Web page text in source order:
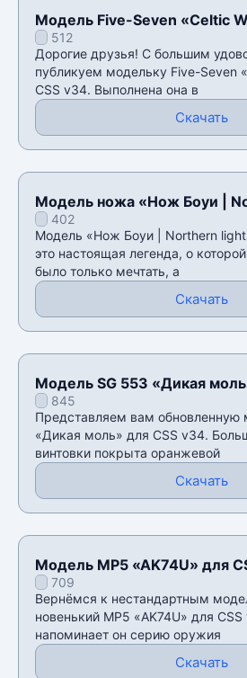
Модель Five-Seven «Celtic
v34512
Дорогие друзья! С большим
публикуем модельку Five-Seven
CSS v34. Выполнена она в
Скачать
Модель ножа «Нож Боуи |
для CSS v34
402
Модель «Нож Боуи | Northern
это настоящая легенда, о
было только мечтать, а
Скачать
Модель SG 553 «Дикая
845
Представляем вам обновленную
«Дикая моль» для CSS v34.
винтовки покрыта оранжевой
Скачать
Модель MP5 «AK74U» для
709
Вернёмся к нестандартным
новенький MP5 «AK74U» для
напоминает он серию оружия
Скачать